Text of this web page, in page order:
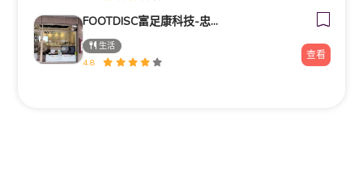
FOOTDISC富足康科技-忠孝直營門市
生活
4.8
查看